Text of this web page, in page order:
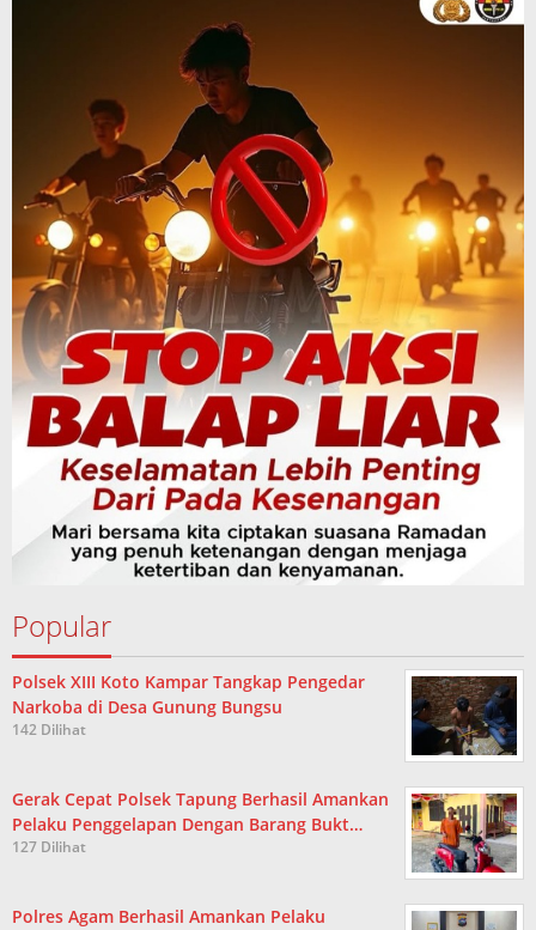
Popular
Polsek XIII Koto Kampar Tangkap Pengedar
Narkoba di Desa Gunung Bungsu
142 Dilihat
Gerak Cepat Polsek Tapung Berhasil Amankan
Pelaku Penggelapan Dengan Barang Bukt…
127 Dilihat
Polres Agam Berhasil Amankan Pelaku